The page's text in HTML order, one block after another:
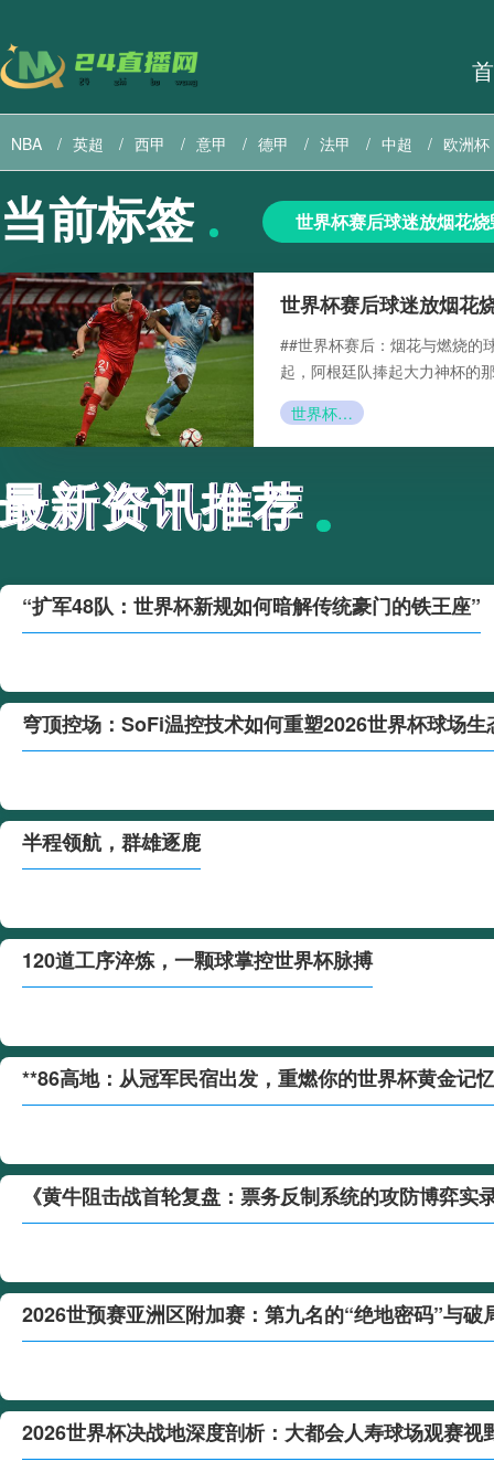
NBA 英超 西甲 意甲 德甲 法甲 中超 欧洲杯
巴西甲 直播导航 美职联直播 美职业直播
当前标签 世界杯赛后球迷放烟花
世界杯赛后球迷放烟花
##世界杯赛后：烟花与燃烧的
起，阿根廷队捧起大力神杯的
世界杯赛后球迷放烟花烧毁球网
最新资讯推荐
新资讯推荐
“扩军48队：世界杯新规如何暗解传统豪门的铁王座”
穹顶控场：SoFi温控技术如何重塑2026世界杯球场生
半程领航，群雄逐鹿
120道工序淬炼，一颗球掌控世界杯脉搏
**86高地：从冠军民宿出发，重燃你的世界杯黄金记
《黄牛阻击战首轮复盘：票务反制系统的攻防博弈实
2026世预赛亚洲区附加赛：第九名的“绝地密码”与破
2026世界杯决战地深度剖析：大都会人寿球场观赛视